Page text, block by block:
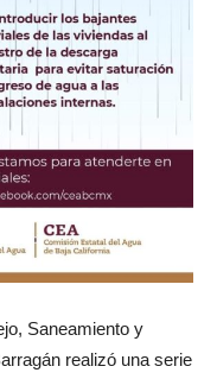
Saneamiento y
realizó una serie